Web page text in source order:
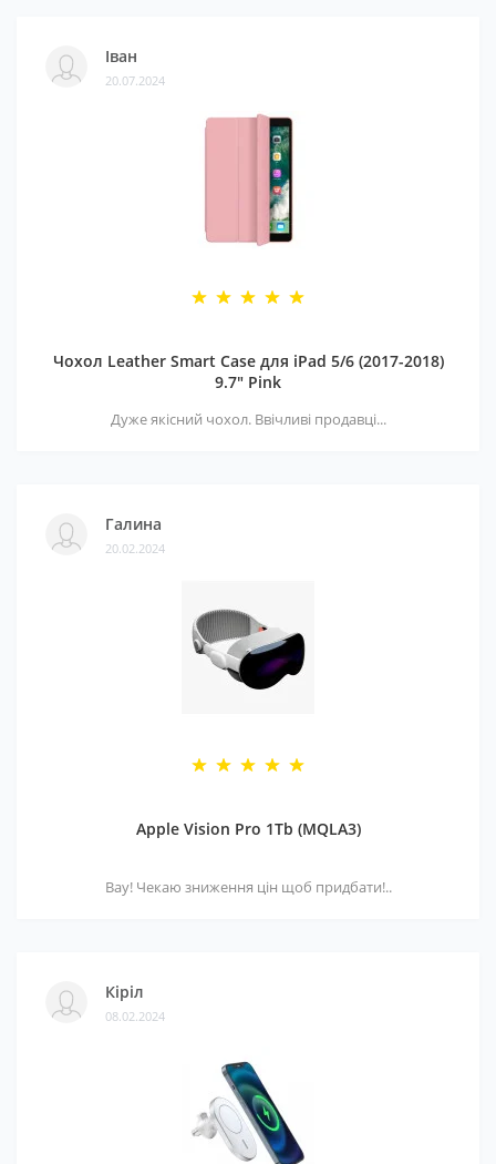
Іван
20.07.2024
Чохол Leather Smart Case для iPad 5/6 (2017-2018)
9.7" Pink
Дуже якісний чохол. Ввічливі продавці...
Галина
20.02.2024
Apple Vision Pro 1Tb (MQLA3)
Вау! Чекаю зниження цін щоб придбати!..
Кіріл
08.02.2024